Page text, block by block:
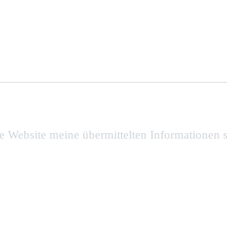
Website meine übermittelten Informationen